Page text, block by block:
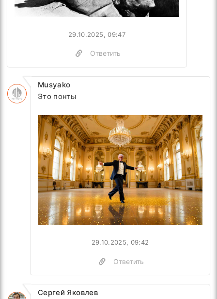
Ответить
29.10.2025, 09:47
Musyako
Это понты
29.10.2025, 09:42
Ответить
Сергей Яковлев